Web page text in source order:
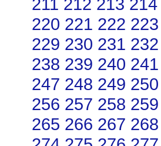
220 221 222 223
229 230 231 232
238 239 240 241
247 248 249 250
256 257 258 259
265 266 267 268